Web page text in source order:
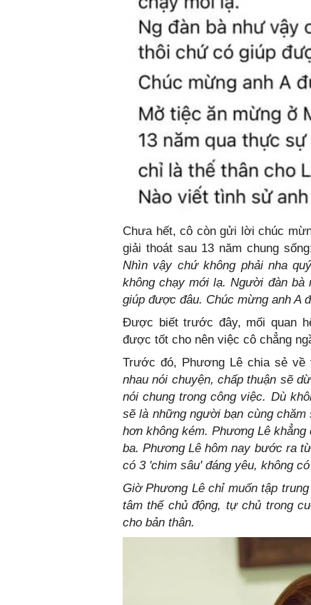
Chưa hết, cô còn gửi lời chúc
giải thoát sau 13 năm chung
Nhìn vậy chứ không phải nha
không chạy mới lạ. Người đàn
giúp được đâu. Chúc mừng anh A
Được biết trước đây, mối quan
được tốt cho nên việc cô chẳng
Trước đó, Phương Lê chia sẻ về
nhau nói chuyện, chấp thuận sẽ
nói chung trong công việc. Dù
sẽ là những người bạn cùng
hơn không kém. Phương Lê
ba. Phương Lê hôm nay bước ra
có 3 'chim sâu' đáng yêu, không
Giờ Phương Lê chỉ muốn tập
tâm thế chủ động, tự chủ trong
cho bản thân.